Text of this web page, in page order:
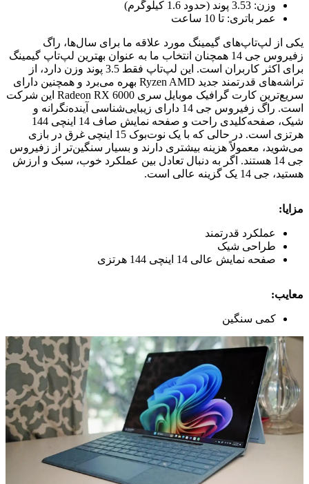
وزن: 3.53 پوند (حدود 1.6 کیلوگرم)
عمر باتری: تا 10 ساعت
یکی از لپ‌تاپ‌های گیمینگ مورد علاقه ما برای سال‌ها، راگ
زفیروس جی 14 همچنان انتخاب ما به عنوان بهترین لپ‌تاپ گیمینگ
برای اکثر کاربران است. این لپ‌تاپ فقط 3.5 پوند وزن دارد، از
تراشه‌های قدرتمند جدید Ryzen AMD بهره می‌برد و همچنین دارای
سریع‌ترین کارت گرافیک موبایل سری Radeon RX 6000 این شرکت
است. راگ زفیروس جی 14 دارای زیبایی‌شناسی آینده‌نگرانه و
شیک، صفحه‌کلیدی راحت و صفحه نمایش صاف 14 اینچی 144
هرتزی است. در حالی که با یک نوت‌بوک 15 اینچی غرق در بازی
می‌شوید، معمولاً هزینه بیشتری دارند و بسیار سنگین‌تر از زفیروس
جی 14 هستند. اگر به دنبال تعادل بین عملکرد خوب، سبک و ارزش
هستید، جی 14 یک گزینه عالی است.
مزایا:
عملکرد قدرتمند
طراحی شیک
صفحه نمایش عالی 14 اینچی 144 هرتزی
معایب:
کمی سنگین